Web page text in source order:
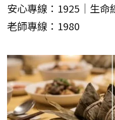
安心專線：1925｜生命
老師專線：1980